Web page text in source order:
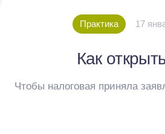
Практика 17
Как
Чтобы налоговая приняла